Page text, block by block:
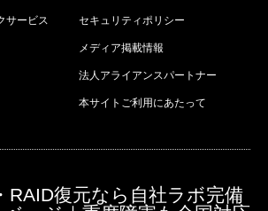
サービス セキュリティポリシー
メディア掲載情報
法人アライアンスパートナー
本サイトご利用にあたって
RAID復元なら自社ラボ完備